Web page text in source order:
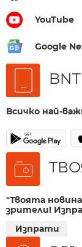
YouTube
Google
Всичко най-
"Твоята
зрители!
Изпрати